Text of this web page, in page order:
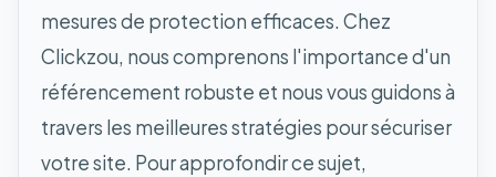
mesures de protection efficaces. Chez
Clickzou, nous comprenons l'importance d'un
référencement robuste et nous vous guidons à
travers les meilleures stratégies pour sécuriser
votre site. Pour approfondir ce sujet,